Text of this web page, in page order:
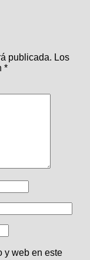
publicada. Los
*
y web en este